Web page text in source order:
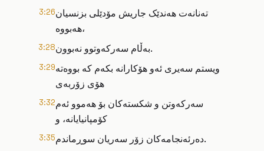
3:26تەنانەت هەندێک جاریش مۆدێلی بزنسیان
هەبووە،
3:28 بەڵام سەرکەوتوو نەبوون.
3:29ویستم سەیری ئەو هۆکارانە بکەم کە بووەتە
هۆی زۆربەی
3:32سەرکەوتن و شکستەکان بۆ هەموو ئەم
کۆمپانیایانە، و
3:35 دەرئەنجامەکان زۆر سەریان سوڕماندم.